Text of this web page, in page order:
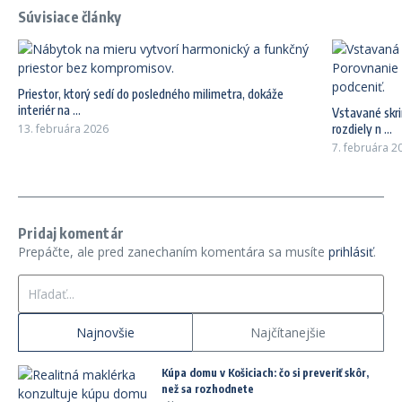
Súvisiace články
Priestor, ktorý sedí do posledného milimetra, dokáže
interiér na ...
13. februára 2026
Vstavané
rozdiely n ...
7. februára
Pridaj komentár
Prepáčte, ale pred zanechaním komentára sa musíte prihlásiť.
Najnovšie Najčítanejšie
Kúpa domu v Košiciach: čo si preveriť skôr,
než sa rozhodnete